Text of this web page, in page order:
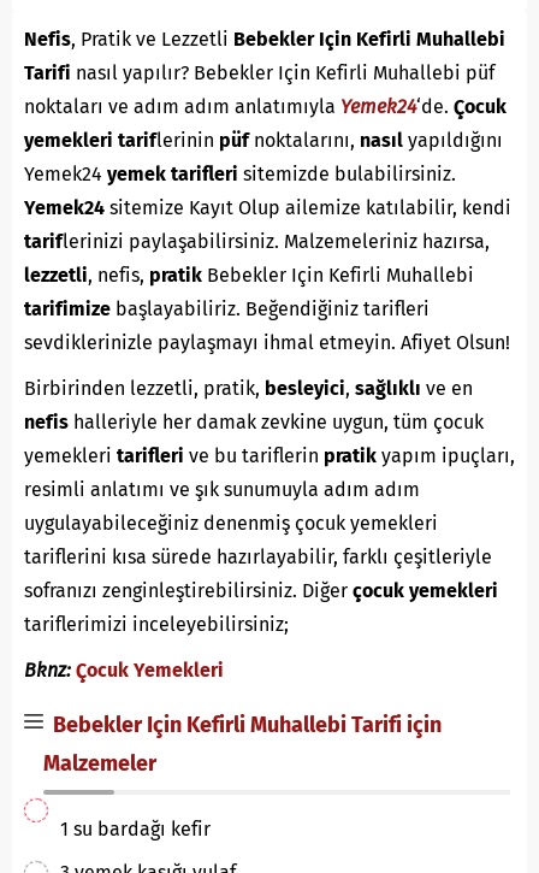
Nefis, Pratik ve Lezzetli Bebekler Için Kefirli Muhallebi
Tarifi nasıl yapılır? Bebekler Için Kefirli Muhallebi püf
noktaları ve adım adım anlatımıyla Yemek24‘de. Çocuk
yemekleri tariflerinin püfnoktalarını, nasıl yapıldığını
Yemek24 yemek tarifleri sitemizde bulabilirsiniz.
Yemek24 sitemize Kayıt Olup ailemize katılabilir, kendi
tariflerinizi paylaşabilirsiniz. Malzemeleriniz hazırsa,
lezzetli, nefis, pratik Bebekler Için Kefirli Muhallebi
tarifimize başlayabiliriz. Beğendiğiniz tarifleri
sevdiklerinizle paylaşmayı ihmal etmeyin. Afiyet Olsun!
Birbirinden lezzetli, pratik, besleyici, sağlıklı ve en
nefis halleriyle her damak zevkine uygun, tüm çocuk
yemekleri tarifleri ve bu tariflerin pratik yapım ipuçları,
resimli anlatımı ve şık sunumuyla adım adım
uygulayabileceğiniz denenmiş çocuk yemekleri
tariflerini kısa sürede hazırlayabilir, farklı çeşitleriyle
sofranızı zenginleştirebilirsiniz. Diğer çocuk yemekleri
tariflerimizi inceleyebilirsiniz;
Bknz: Çocuk Yemekleri
Bebekler Için Kefirli Muhallebi Tarifi için
Malzemeler
1 su bardağı kefir